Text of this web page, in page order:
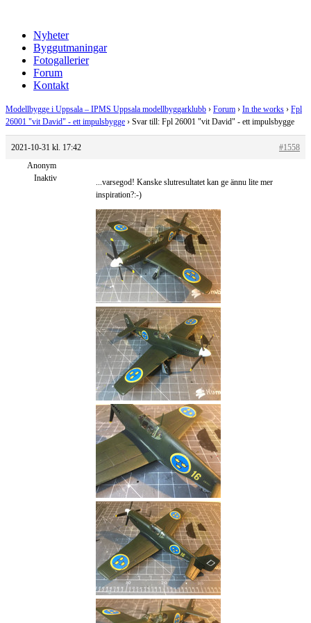
Nyheter
Byggutmaningar
Fotogallerier
Forum
Kontakt
Modellbygge i Uppsala – IPMS Uppsala modellbyggarklubb › Forum › In the works › Fpl
26001 "vit David" - ett impulsbygge › Svar till: Fpl 26001 "vit David" - ett impulsbygge
2021-10-31 kl. 17:42
#1558
Anonym
Inaktiv
...varsegod! Kanske slutresultatet kan ge ännu lite mer
inspiration?:-)